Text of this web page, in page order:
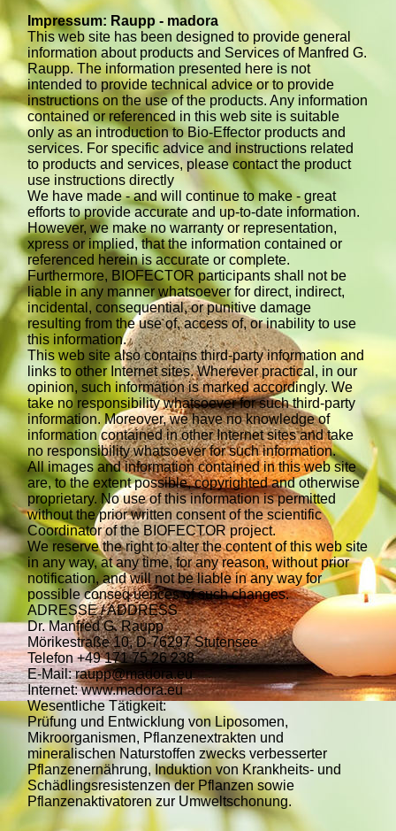
Impressum: Raupp - madora
This web site has been designed to provide general
information about products and Services of Manfred G.
Raupp. The information presented here is not
intended to provide technical advice or to provide
instructions on the use of the products. Any information
contained or referenced in this web site is suitable
only as an introduction to Bio-Effector products and
services. For specific advice and instructions related
to products and services, please contact the product
use instructions directly
We have made - and will continue to make - great
efforts to provide accurate and up-to-date information.
However, we make no warranty or representation,
xpress or implied, that the information contained or
referenced herein is accurate or complete.
Furthermore, BIOFECTOR participants shall not be
liable in any manner whatsoever for direct, indirect,
incidental, consequential, or punitive damage
resulting from the use of, access of, or inability to use
this information.
This web site also contains third-party information and
links to other Internet sites. Wherever practical, in our
opinion, such information is marked accordingly. We
take no responsibility whatsoever for such third-party
information. Moreover, we have no knowledge of
information contained in other Internet sites and take
no responsibility whatsoever for such information.
All images and information contained in this web site
are, to the extent possible, copyrighted and otherwise
proprietary. No use of this information is permitted
without the prior written consent of the scientific
Coordinator of the BIOFECTOR project.
We reserve the right to alter the content of this web site
in any way, at any time, for any reason, without prior
notification, and will not be liable in any way for
possible conseq uences of such changes.
ADRESSE / ADDRESS
Dr. Manfred G. Raupp
Mörikestraße 10, D-76297 Stutensee
Telefon +49 171 75 26 238
E-Mail: raupp@madora.eu
Internet: www.madora.eu
Wesentliche Tätigkeit:
Prüfung und Entwicklung von Liposomen,
Mikroorganismen, Pflanzenextrakten und
mineralischen Naturstoffen zwecks verbesserter
Pflanzenernährung, Induktion von Krankheits- und
Schädlingsresistenzen der Pflanzen sowie
Pflanzenaktivatoren zur Umweltschonung.